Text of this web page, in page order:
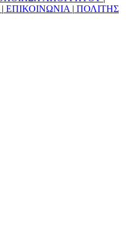
| ΕΠΙΚΟΙΝΩΝΙΑ | ΠΟΛΙΤΗΣ